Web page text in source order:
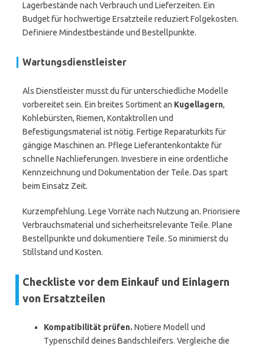
Lagerbestände nach Verbrauch und Lieferzeiten. Ein
Budget für hochwertige Ersatzteile reduziert Folgekosten.
Definiere Mindestbestände und Bestellpunkte.
Wartungsdienstleister
Als Dienstleister musst du für unterschiedliche Modelle
vorbereitet sein. Ein breites Sortiment an Kugellagern,
Kohlebürsten, Riemen, Kontaktrollen und
Befestigungsmaterial ist nötig. Fertige Reparaturkits für
gängige Maschinen an. Pflege Lieferantenkontakte für
schnelle Nachlieferungen. Investiere in eine ordentliche
Kennzeichnung und Dokumentation der Teile. Das spart
beim Einsatz Zeit.
Kurzempfehlung. Lege Vorräte nach Nutzung an. Priorisiere
Verbrauchsmaterial und sicherheitsrelevante Teile. Plane
Bestellpunkte und dokumentiere Teile. So minimierst du
Stillstand und Kosten.
Checkliste vor dem Einkauf und Einlagern
von Ersatzteilen
Kompatibilität prüfen. Notiere Modell und
Typenschild deines Bandschleifers. Vergleiche die